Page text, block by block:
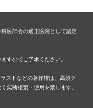
医師会の適正医院として認定
すのでご了承ください。
ストなどの著作権は、高須ク
無断複製・使用を禁じます。